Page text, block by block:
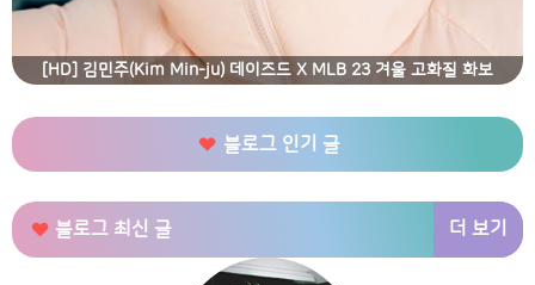
[HD] 김민주(Kim Min-ju) 데이즈드 X MLB 23 겨울 고화질 화보
블로그 인기 글
블로그 최신 글 더 보기